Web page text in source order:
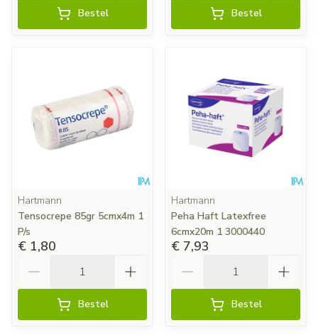
Bestel Bestel
Hartmann
Tensocrepe 85gr 5cmx4m 1
P/s
€ 1,80
Bestel
Hartmann
Peha Haft Latexfree
6cmx20m 1 3000440
€ 7,93
Bestel